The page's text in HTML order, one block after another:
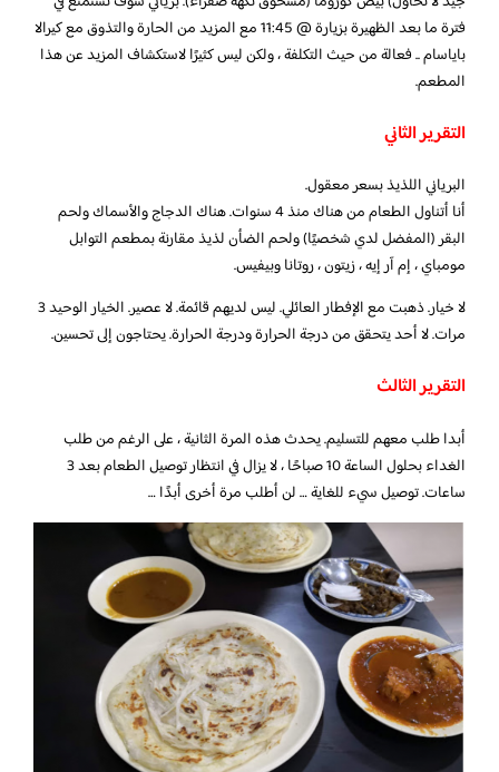
فترة ما بعد الظهيرة بزيارة @ 11:45 مع المزيد من الحارة والتذوق مع كيرالا
باياسام .. فعالة من حيث التكلفة ، ولكن ليس كثيرًا لاستكشاف المزيد عن هذا
المطعم.
التقرير الثاني
البرياني اللذيذ بسعر معقول.
أنا أتناول الطعام من هناك منذ 4 سنوات. هناك الدجاج والأسماك ولحم
البقر (المفضل لدي شخصيًا) ولحم الضأن لذيذ مقارنة بمطعم التوابل
مومباي ، إم آر إيه ، زيتون ، روتانا وبيفيس.
لا خيار. ذهبت مع الإفطار العائلي. ليس لديهم قائمة. لا عصير. الخيار الوحيد 3
مرات. لا أحد يتحقق من درجة الحرارة ودرجة الحرارة. يحتاجون إلى تحسين.
التقرير الثالث
أبدا طلب معهم للتسليم. يحدث هذه المرة الثانية ، على الرغم من طلب
الغداء بحلول الساعة 10 صباحًا ، لا يزال في انتظار توصيل الطعام بعد 3
ساعات. توصيل سيء للغاية … لن أطلب مرة أخرى أبدًا …